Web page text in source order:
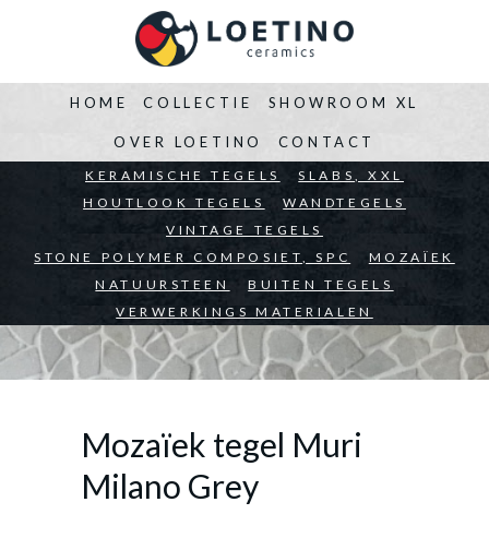
HOME
BEDRIJVEN ARCHITECTEN PARTICULIEREN
COLLECTIE
KERAMISCHE TEGELS
SLABS, XXL
HOUTLOOK TEGELS
WANDTEGELS
VINTAGE TEGELS
STONE POLYMER COMPOSIET, SPC
MOZAÏEK
NATUURSTEEN
BUITEN TEGELS
VERWERKINGS MATERIALEN
SHOWROOM XL
OVER LOETINO CONTACT
Mozaïek tegel Muri
Milano Grey